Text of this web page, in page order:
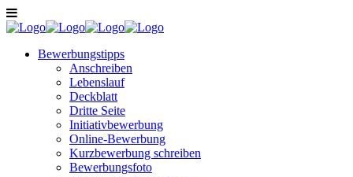
Bewerbungstipps
Anschreiben
Lebenslauf
Deckblatt
Dritte Seite
Initiativbewerbung
Online-Bewerbung
Kurzbewerbung schreiben
Bewerbungsfoto